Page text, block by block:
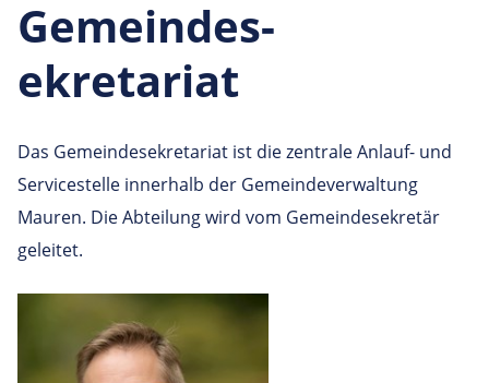
Gemeindes­
ekretariat
Das Gemeindesekretariat ist die zentrale Anlauf- und
Servicestelle innerhalb der Gemeindeverwaltung
Mauren. Die Abteilung wird vom Gemeindesekretär
geleitet.